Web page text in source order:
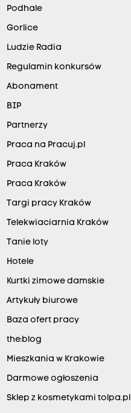
Podhale
Gorlice
Ludzie Radia
Regulamin konkursów
Abonament
BIP
Partnerzy
Praca na Pracuj.pl
Praca Kraków
Praca Kraków
Targi pracy Kraków
Telekwiaciarnia Kraków
Tanie loty
Hotele
Kurtki zimowe damskie
Artykuły biurowe
Baza ofert pracy
the:blog
Mieszkania w Krakowie
Darmowe ogłoszenia
Sklep z kosmetykami tolpa.pl